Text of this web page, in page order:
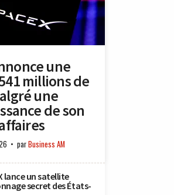
une
millions de
une
de son
parBusiness AM
lance un satellite
secret des États-